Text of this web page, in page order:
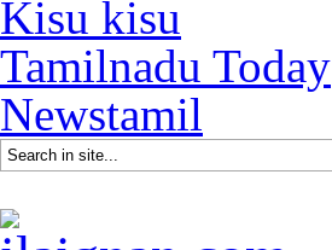
Kisu kisu
Tamilnadu Today
Newstamil